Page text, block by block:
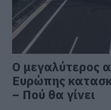
Ο μεγαλύτερος
Ευρώπης
– Πού θα γίνει